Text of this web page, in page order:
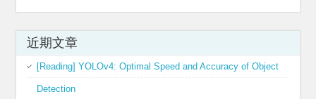
近期文章
[Reading] YOLOv4: Optimal Speed and Accuracy of Object
Detection